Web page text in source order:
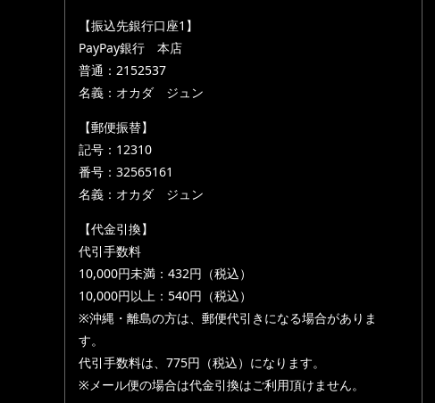
【振込先銀行口座1】
PayPay銀行 本店
普通：2152537
名義：オカダ ジュン
【郵便振替】
記号：12310
番号：32565161
名義：オカダ ジュン
【代金引換】
代引手数料
10,000円未満：432円（税込）
10,000円以上：540円（税込）
※沖縄・離島の方は、郵便代引きになる場合がありま
す。
代引手数料は、775円（税込）になります。
※メール便の場合は代金引換はご利用頂けません。